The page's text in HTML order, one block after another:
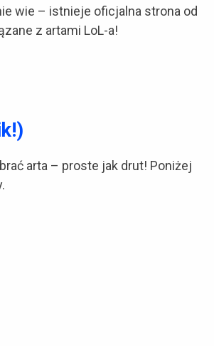
wie – istnieje oficjalna strona od
z artami LoL-a!
arta – proste jak drut! Poniżej